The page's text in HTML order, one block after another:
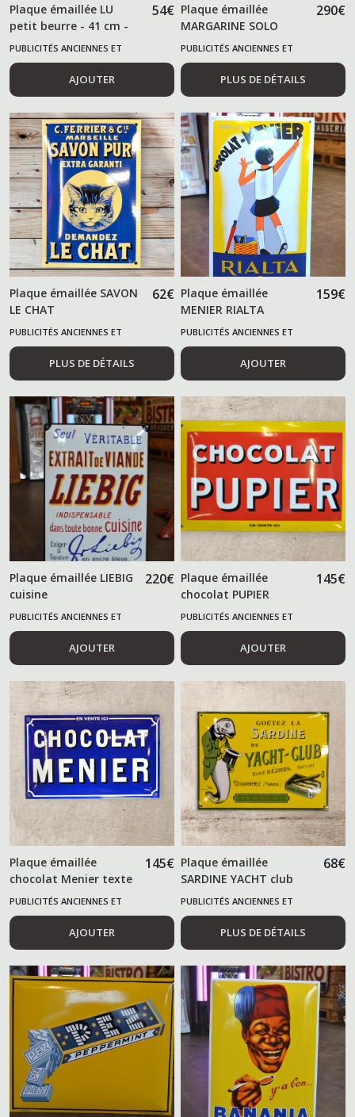
Plaque émaillée LU
petit beurre - 41 cm -
54€
PUBLICITÉS ANCIENNES ET
ALIMENTAIRES
AJOUTER
Plaque émaillée
MARGARINE SOLO
numérotée
290€
PUBLICITÉS ANCIENNES ET
ALIMENTAIRES
PLUS DE DÉTAILS
Plaque émaillée SAVON
LE CHAT
62€
PUBLICITÉS ANCIENNES ET
ALIMENTAIRES
PLUS DE DÉTAILS
Plaque émaillée
MENIER RIALTA
chocolat
159€
PUBLICITÉS ANCIENNES ET
ALIMENTAIRES
AJOUTER
Plaque émaillée LIEBIG
cuisine
220€
PUBLICITÉS ANCIENNES ET
ALIMENTAIRES
AJOUTER
Plaque émaillée
chocolat PUPIER
145€
PUBLICITÉS ANCIENNES ET
ALIMENTAIRES
AJOUTER
Plaque émaillée
chocolat Menier texte
145€
PUBLICITÉS ANCIENNES ET
ALIMENTAIRES
AJOUTER
Plaque émaillée
SARDINE YACHT club
68€
PUBLICITÉS ANCIENNES ET
ALIMENTAIRES
PLUS DE DÉTAILS